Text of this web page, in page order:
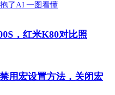
，红米K80对比照
用宏设置方法，关闭宏